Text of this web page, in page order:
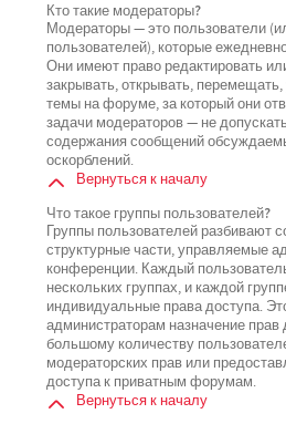
Кто такие модераторы?
Модераторы — это пользователи
пользователей), которые
Они имеют право редактировать
закрывать, открывать,
темы на форуме, за который они
задачи модераторов — не
содержания сообщений
оскорблений.
Вернуться к началу
Что такое группы пользователей?
Группы пользователей разбивают
структурные части, управляемые
конференции. Каждый
нескольких группах, и каждой
индивидуальные права доступа.
администраторам назначение
большому количеству
модераторских прав или
доступа к приватным форумам.
Вернуться к началу